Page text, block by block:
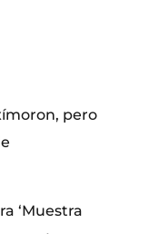
pero
‘Muestra